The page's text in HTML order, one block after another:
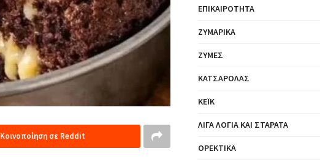
Κοινοποίηση σε Reddit
ΕΠΙΚΑΙΡΌΤΗΤΑ
ΖΥΜΑΡΙΚΆ
ΖΎΜΕΣ
ΚΑΤΣΑΡΌΛΑΣ
ΚΈΙΚ
ΛΊΓΑ ΛΌΓΙΑ ΚΑΙ ΣΤΑΡΆΤΑ
ΟΡΕΚΤΙΚΆ